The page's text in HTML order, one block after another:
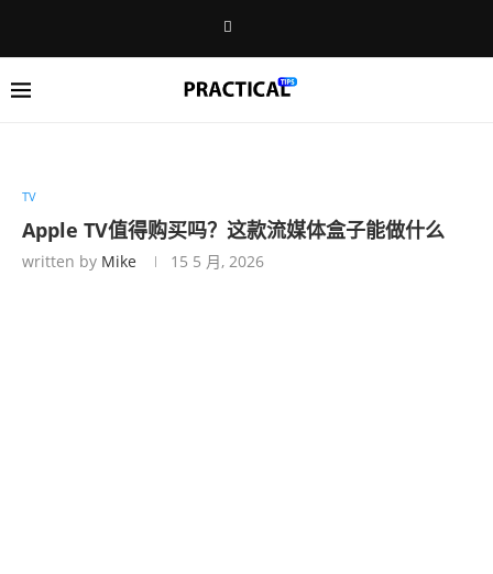
TV
Apple TV值得购买吗？这款流媒体盒子能做什么
written by Mike 15 5 月, 2026